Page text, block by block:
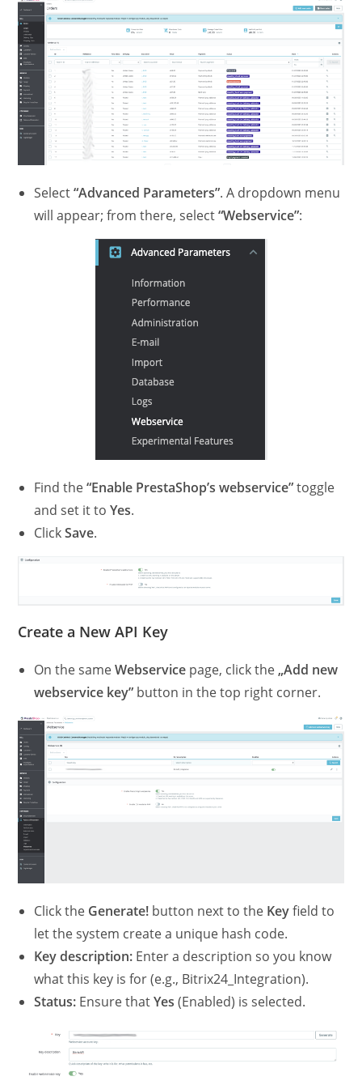
Select“Advanced Parameters”. A dropdown menu
will appear; from there, select“Webservice”:
Find the“Enable PrestaShop’s webservice”toggle
and set it toYes.
ClickSave.
Create a New API Key
On the sameWebservice page, click the„Add new
webservice key” button in the top right corner.
Click the Generate! button next to the Keyfield to
let the system create a unique hash code.
Key description: Enter a description so you know
what this key is for (e.g., Bitrix24_Integration).
Status: Ensure thatYes (Enabled) is selected.